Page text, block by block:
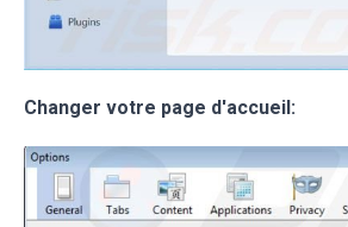
Changer votre page d'accueil: